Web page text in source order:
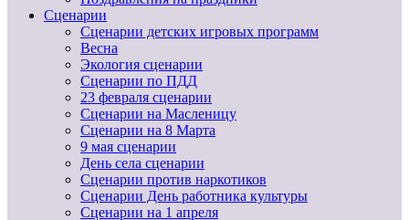
Сценарии
Сценарии детских игровых программ
Весна
Экология сценарии
Сценарии по ПДД
23 февраля сценарии
Сценарии на Масленицу
Сценарии на 8 Марта
9 мая сценарии
День села сценарии
Сценарии против наркотиков
Сценарии День работника культуры
Сценарии на 1 апреля